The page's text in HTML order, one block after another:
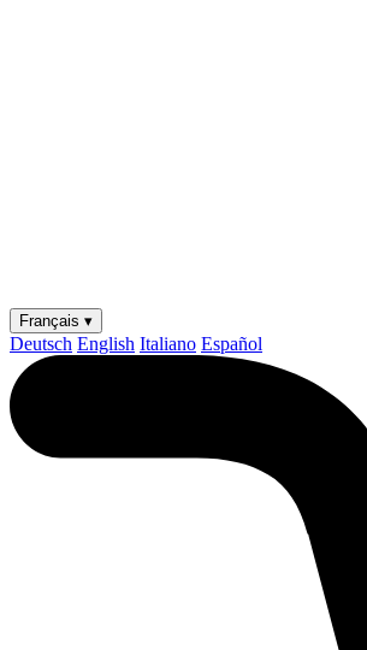
Français ▾
Deutsch English Italiano Español